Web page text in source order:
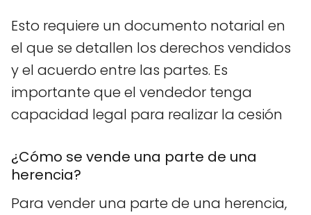
Esto requiere un documento notarial en
el que se detallen los derechos vendidos
y el acuerdo entre las partes. Es
importante que el vendedor tenga
capacidad legal para realizar la cesión
¿Cómo se vende una parte de una
herencia?
Para vender una parte de una herencia,